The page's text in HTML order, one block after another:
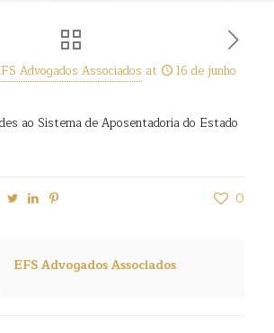
Advogados Associados at
16 de junho
ao Sistema de Aposentadoria do Estado
0
EFS Advogados Associados